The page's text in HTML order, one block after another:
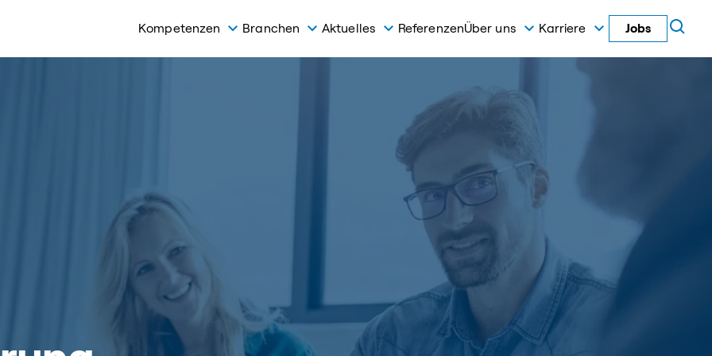
Kompetenzen Branchen Aktuelles ReferenzenÜber uns Karriere Jobs